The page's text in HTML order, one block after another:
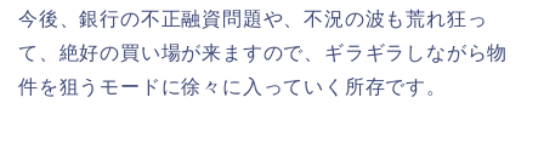
今後、銀行の不正融資問題や、不況の波も荒れ狂っ
て、絶好の買い場が来ますので、ギラギラしながら物
件を狙うモードに徐々に入っていく所存です。